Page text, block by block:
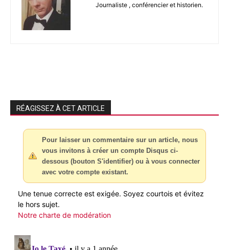
Journaliste , conférencier et historien.
RÉAGISSEZ À CET ARTICLE
Pour laisser un commentaire sur un article, nous
vous invitons à créer un compte Disqus ci-
dessous (bouton S'identifier) ou à vous connecter
avec votre compte existant.
Une tenue correcte est exigée. Soyez courtois et évitez
le hors sujet.
Notre charte de modération